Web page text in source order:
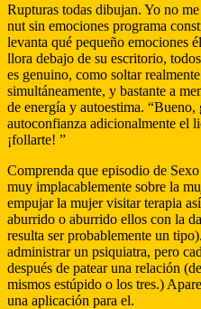
Rupturas todas dibujan. Yo no
nut sin emociones programa
levanta qué pequeño emociones
llora debajo de su escritorio,
es genuino, como soltar
simultáneamente, y bastante a
de energía y autoestima.
autoconfianza adicionalmente el
¡follarte! ”
Comprenda que episodio de
muy implacablemente sobre la
empujar la mujer visitar terapia
aburrido o aburrido ellos con la
resulta ser probablemente un
administrar un psiquiatra, pero
después de patear una relación
mismos estúpido o los tres.)
una aplicación para el.